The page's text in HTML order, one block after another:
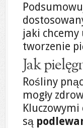
jaki
tworzenie
Jak
Rośliny
mogły
są